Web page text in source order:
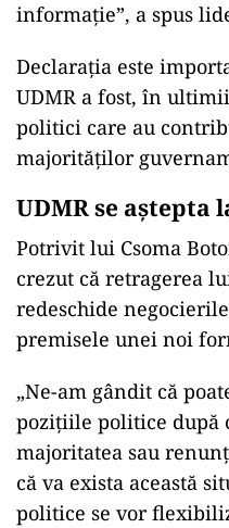
informație”, a spus
Declarația este
UDMR a fost, în
politici care au
majorităților
UDMR se aștepta
Potrivit lui Csoma
crezut că retragerea
redeschide
premisele unei noi
„Ne-am gândit că
pozițiile politice după
majoritatea sau
că va exista această
politice se vor